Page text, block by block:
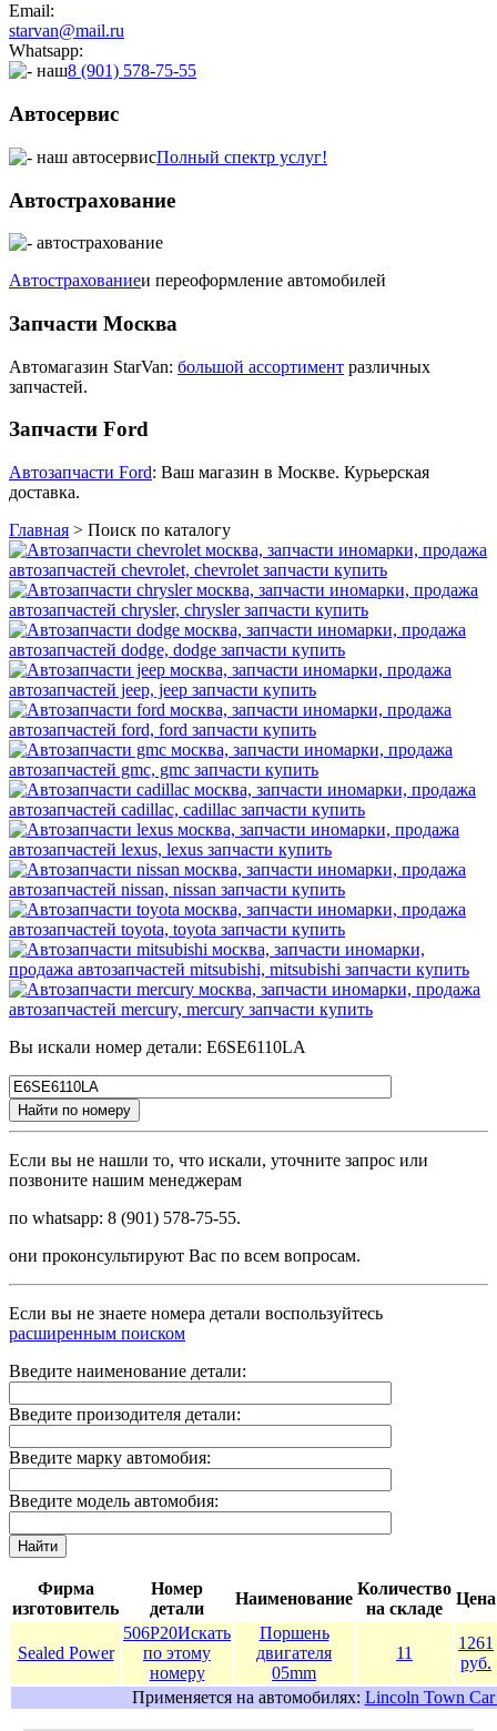
Email:
starvan@mail.ru
Whatsapp:
8 (901) 578-75-55
Автосервис
Полный спектр услуг!
Автострахование
Автострахованиеи переоформление автомобилей
Запчасти Москва
Автомагазин StarVan: большой ассортимент различных
запчастей.
Запчасти Ford
Автозапчасти Ford: Ваш магазин в Москве. Курьерская
доставка.
Главная > Поиск по каталогу
Вы искали номер детали: E6SE6110LA
Найти по номеру
Если вы не нашли то, что искали, уточните запрос или
позвоните нашим менеджерам
по whatsapp: 8 (901) 578-75-55.
они проконсультируют Вас по всем вопросам.
Если вы не знаете номера детали воспользуйтесь
расширенным поиском
Введите наименование детали:
Введите произодителя детали:
Введите марку автомобия:
Введите модель автомобия:
Найти
Фирма
изготовитель
Номер
детали
Наименование
Количество
на складе
Цена
Sealed Power
506P20Искать
по этому
номеру
Поршень
двигателя
05mm
11
1261
руб.
Применяется на автомобилях: Lincoln Town